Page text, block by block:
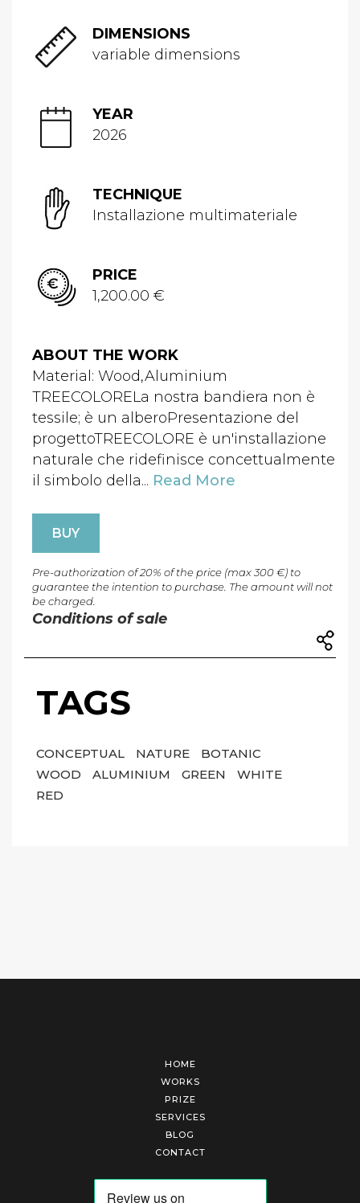
DIMENSIONS
variable dimensions
YEAR
2026
TECHNIQUE
Installazione multimateriale
PRICE
1,200.00 €
ABOUT THE WORK
Material: Wood,Aluminium
TREECOLORELa nostra bandiera non è
tessile; è un alberoPresentazione del
progettoTREECOLORE è un'installazione
naturale che ridefinisce concettualmente
il simbolo della... Read More
BUY
Pre-authorization of 20% of the price (max 300 €) to
guarantee the intention to purchase. The amount will not
be charged.
Conditions of sale
TAGS
CONCEPTUAL NATURE
BOTANIC
WOOD
ALUMINIUM GREEN
WHITE
RED
HOME
WORKS
PRIZE
SERVICES
BLOG
CONTACT